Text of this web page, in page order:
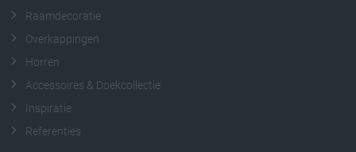
Raamdecoratie
Overkappingen
Horren
Accessoires & Doekcollectie
Inspiratie
Referenties